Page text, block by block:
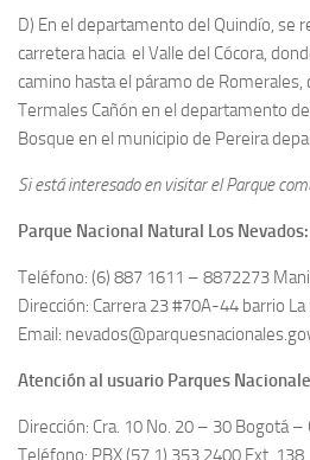
D) En el departamento del Quindío, se
carretera hacia el Valle del Cócora,
camino hasta el páramo de Romerales,
Termales Cañón en el departamento
Bosque en el municipio de Pereira
Si está interesado en visitar el Parque
Parque Nacional Natural Los Nevados:
Teléfono: (6) 887 1611 – 8872273
Dirección: Carrera 23 #70A-44 barrio La
Email:
Atención al usuario Parques
Dirección: Cra. 10 No. 20 – 30 Bogotá –
Teléfono: PBX (57 1) 353 2400 Ext.